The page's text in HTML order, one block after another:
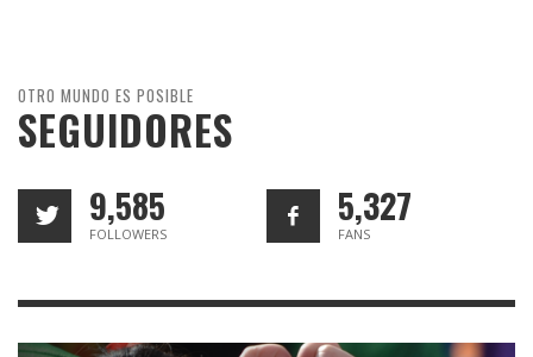
OTRO MUNDO ES POSIBLE
SEGUIDORES
9,585
FOLLOWERS
5,327
FANS